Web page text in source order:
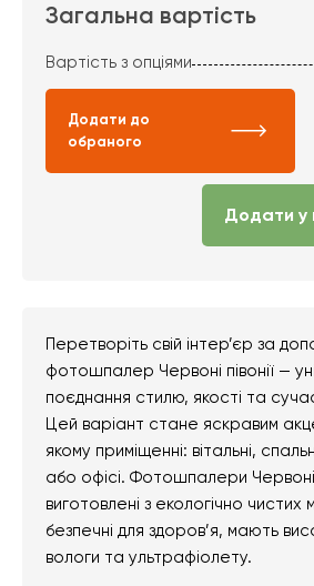
Загальна вартість
Вартість з опціями
Додати до
обраного
Додати у
Перетворіть свій інтер’єр за
фотошпалер Червоні півонії —
поєднання стилю, якості та
Цей варіант стане яскравим
якому приміщенні: вітальні,
або офісі. Фотошпалери Червоні
виготовлені з екологічно чистих
безпечні для здоров’я, мають
вологи та ультрафіолету.